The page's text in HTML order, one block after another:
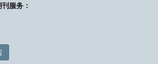
服务：